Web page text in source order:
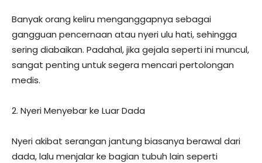
Banyak orang keliru menganggapnya sebagai
gangguan pencernaan atau nyeri ulu hati, sehingga
sering diabaikan. Padahal, jika gejala seperti ini muncul,
sangat penting untuk segera mencari pertolongan
medis.
2. Nyeri Menyebar ke Luar Dada
Nyeri akibat serangan jantung biasanya berawal dari
dada, lalu menjalar ke bagian tubuh lain seperti